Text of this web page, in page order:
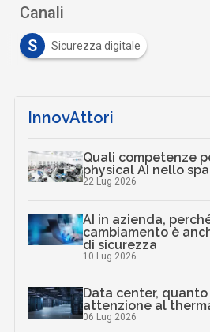
Canali
S
Sicurezza digitale
InnovAttori
Quali competenze
physical AI nello
22 Lug 2026
AI in azienda,
cambiamento è
di sicurezza
10 Lug 2026
Data center, quanto
attenzione al
06 Lug 2026